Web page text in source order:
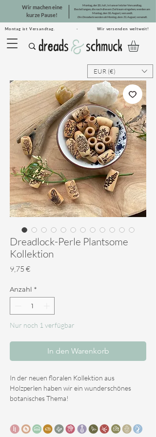
Montag ist Versandtag. · Wir versenden weltweit!
Wir machen eine
kurze Pause!
Montag, der 20. Juli, ist unser letzter Versandtag.
Bestellungen, die nach diesem Zeitraum eingehen, werden am
Montag, den 10. August, versandt.
Die Dreadsets werden ab Montag, dem 31. August, versandt.
EUR (€)
Dreadlock-Perle Plantsome
Kollektion
9,75 €Preis
Anzahl *
Nur noch 1 verfügbar
In den Warenkorb
In der neuen floralen Kollektion aus
Holzperlen haben wir ein wunderschönes
botanisches Thema!
Sehen Sie sich alle an, um herauszufinden,